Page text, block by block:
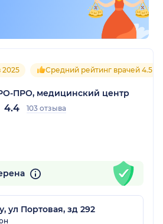
Средний рейтинг врачей 4.5
ПРО, медицинский центр
4.4 103 отзыва
ул Портовая, зд 292